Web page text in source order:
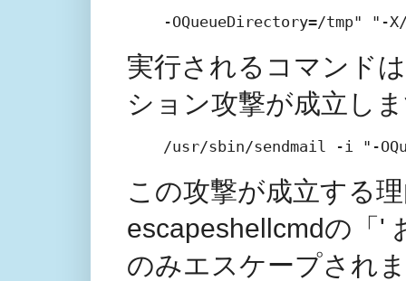
-OQueueDirectory=/tmp" "-
実行されるコマンド
ション攻撃が成立し
/usr/sbin/sendmail -i "-
この攻撃が成立する
escapeshellcmdの「'
のみエスケープされ